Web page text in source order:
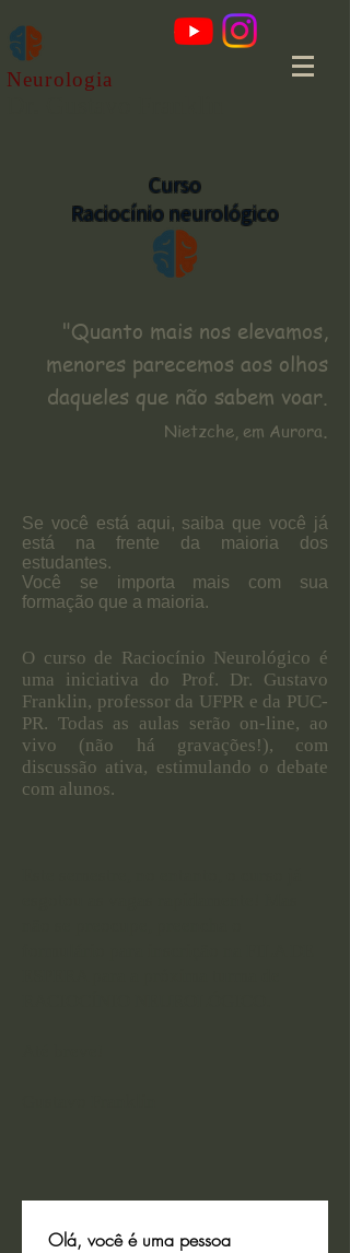
Neurologia
Curso
Raciocínio neurológico
"Quanto mais nos elevamos,
menores parecemos aos olhos
daqueles que não sabem voar.
Nietzche, em Aurora.
Se você está aqui, saiba que você já
está na frente da maioria dos
estudantes.
Você se importa mais com sua
formação que a maioria.
O curso de Raciocínio Neurológico é
uma iniciativa do Prof. Dr. Gustavo
Franklin, professor da UFPR e da PUC-
PR. Todas as aulas serão on-line, ao
vivo (não há gravações!), com
discussão ativa, estimulando o debate
com alunos.
Olá, você é uma pessoa